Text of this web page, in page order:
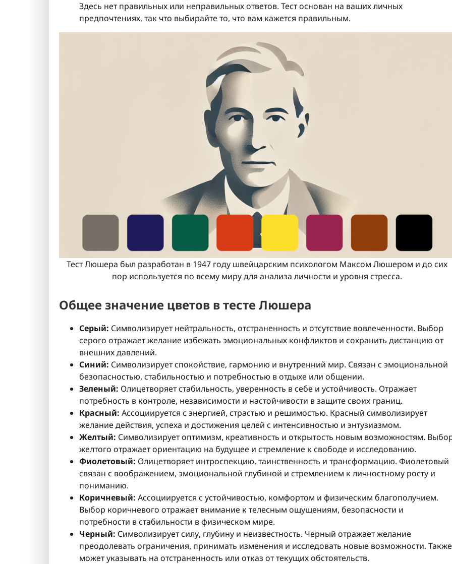
Здесь нет правильных или неправильных ответов. Тест основан на ваших личных
предпочтениях, так что выбирайте то, что вам кажется правильным.
Тест Люшера был разработан в 1947 году швейцарским психологом Максом Люшером и до сих
пор используется по всему миру для анализа личности и уровня стресса.
Общее значение цветов в тесте Люшера
Серый: Символизирует нейтральность, отстраненность и отсутствие вовлеченности. Выбор
серого отражает желание избежать эмоциональных конфликтов и сохранить дистанцию от
внешних давлений.
Синий: Символизирует спокойствие, гармонию и внутренний мир. Связан с эмоциональной
безопасностью, стабильностью и потребностью в отдыхе или общении.
Зеленый: Олицетворяет стабильность, уверенность в себе и устойчивость. Отражает
потребность в контроле, независимости и настойчивости в защите своих границ.
Красный: Ассоциируется с энергией, страстью и решимостью. Красный символизирует
желание действия, успеха и достижения целей с интенсивностью и энтузиазмом.
Желтый: Символизирует оптимизм, креативность и открытость новым возможностям.
желтого отражает ориентацию на будущее и стремление к свободе и исследованию.
Фиолетовый: Олицетворяет интроспекцию, таинственность и трансформацию. Фиолетовый
связан с воображением, эмоциональной глубиной и стремлением к личностному росту и
пониманию.
Коричневый: Ассоциируется с устойчивостью, комфортом и физическим благополучием.
Выбор коричневого отражает внимание к телесным ощущениям, безопасности и
потребности в стабильности в физическом мире.
Черный: Символизирует силу, глубину и неизвестность. Черный отражает желание
преодолевать ограничения, принимать изменения и исследовать новые возможности. Также
может указывать на отстраненность или отказ от текущих обстоятельств.